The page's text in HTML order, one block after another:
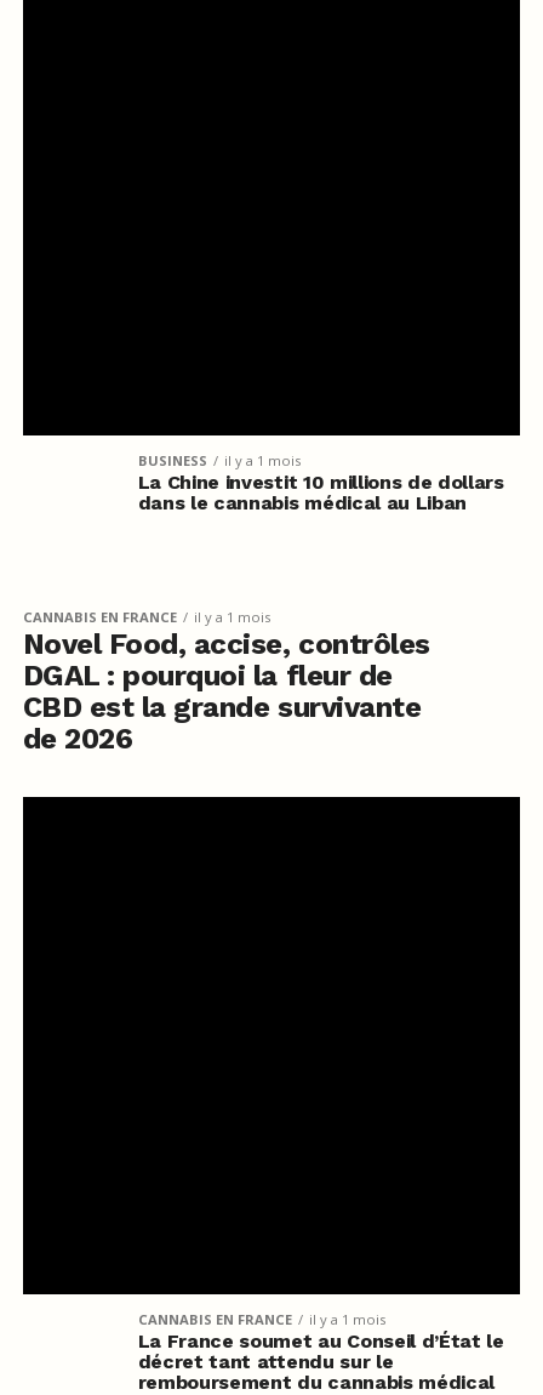
BUSINESS il y a 1 mois
La Chine investit 10 millions de dollars
dans le cannabis médical au Liban
CANNABIS EN FRANCE il y a 1 mois
Novel Food, accise, contrôles
DGAL : pourquoi la fleur de
CBD est la grande survivante
de 2026
CANNABIS EN FRANCE il y a 1 mois
La France soumet au Conseil d’État le
décret tant attendu sur le
remboursement du cannabis médical